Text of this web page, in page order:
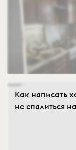
Как написать
не спалиться